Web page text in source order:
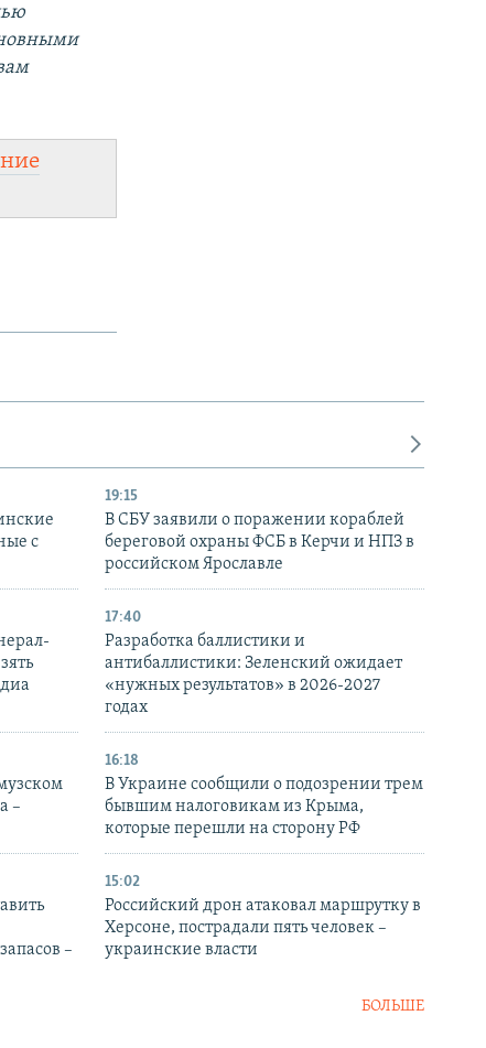
с
19:15
В СБУ заявили о поражении кораблей
береговой охраны ФСБ в Керчи и НПЗ в
российском Ярославле
17:40
Разработка баллистики и
антибаллистики: Зеленский ожидает
«нужных результатов» в 2026-2027
годах
–
16:18
В Украине сообщили о подозрении трем
бывшим налоговикам из Крыма,
которые перешли на сторону РФ
–
15:02
Российский дрон атаковал маршрутку в
Херсоне, пострадали пять человек –
украинские власти
БОЛЬШЕ